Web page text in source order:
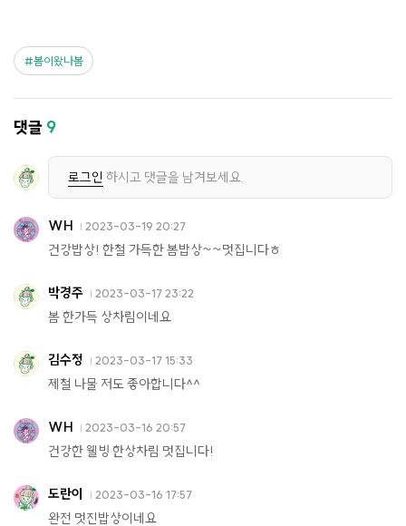
봄이왔나봄
댓글 9
로그인 하시고 댓글을 남겨보세요.
WH 2023-03-19 20:27
건강밥상! 한철 가득한 봄밥상~~멋집니다ㅎ
박경주 2023-03-17 23:22
봄 한가득 상차림이네요
김수정 2023-03-17 15:33
제철 나물 저도 좋아합니다^^
WH 2023-03-16 20:57
건강한 웰빙 한상차림 멋집니다!
도란이 2023-03-16 17:57
완전 멋진밥상이네요